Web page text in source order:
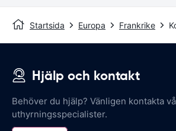
Startsida Europa Frankrike
Hjälp och kontakt
Behöver du hjälp? Vänligen kontakta
uthyrningsspecialister.